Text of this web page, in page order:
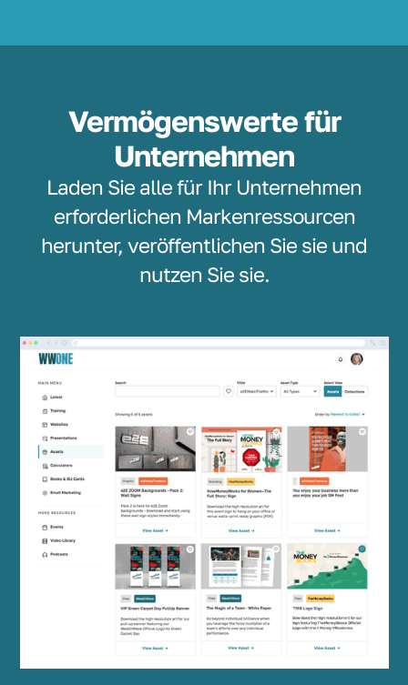
Vermögenswerte für
Unternehmen
Laden Sie alle für Ihr Unternehmen
erforderlichen Markenressourcen
herunter, veröffentlichen Sie sie und
nutzen Sie sie.